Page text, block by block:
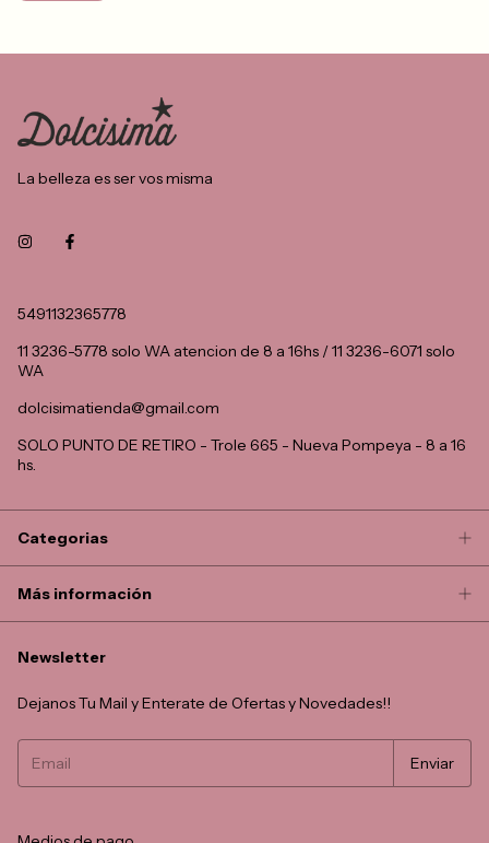
La belleza es ser vos misma
5491132365778
11 3236-5778 solo WA atencion de 8 a 16hs / 11 3236-6071 solo
WA
dolcisimatienda@gmail.com
SOLO PUNTO DE RETIRO - Trole 665 - Nueva Pompeya - 8 a 16
hs.
Categorias
Más información
Newsletter
Dejanos Tu Mail y Enterate de Ofertas y Novedades!!